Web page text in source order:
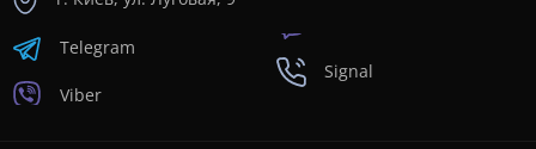
Telegram
Viber
Signal